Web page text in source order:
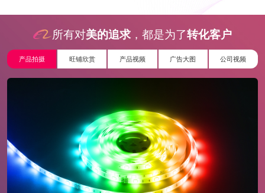
所有对美的追求 ，都是为了转化客户
产品拍摄 旺铺欣赏 产品视频 广告大图 公司视频